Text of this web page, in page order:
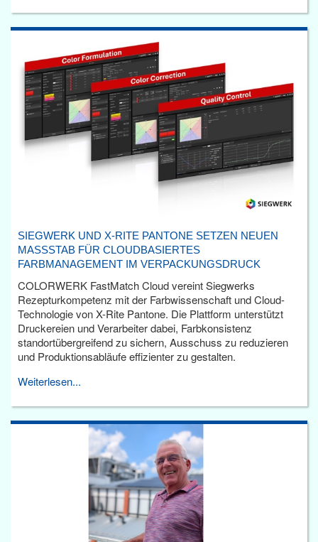
SIEGWERK UND X-RITE PANTONE SETZEN NEUEN
MASSSTAB FÜR CLOUDBASIERTES F
ARBMANAGEMENT IM VERPACKUNGSDRUCK
COLORWERK FastMatch Cloud vereint Siegwerks
Rezepturkompetenz mit der Farbwissenschaft und Cloud-
Technologie von X-Rite Pantone. Die Plattform unterstützt
Druckereien und Verarbeiter dabei, Farbkonsistenz
standortübergreifend zu sichern, Ausschuss zu reduzieren
und Produktionsabläufe effizienter zu gestalten.
Weiterlesen...